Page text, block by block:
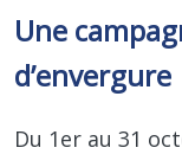
Une
d’envergure
Du 1er au 31